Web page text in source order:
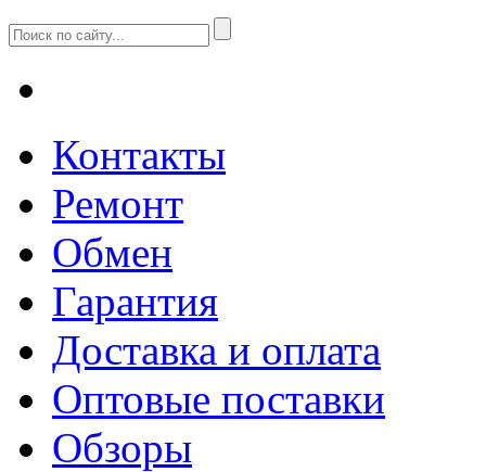
Контакты
Ремонт
Обмен
Гарантия
Доставка и оплата
Оптовые поставки
Обзоры